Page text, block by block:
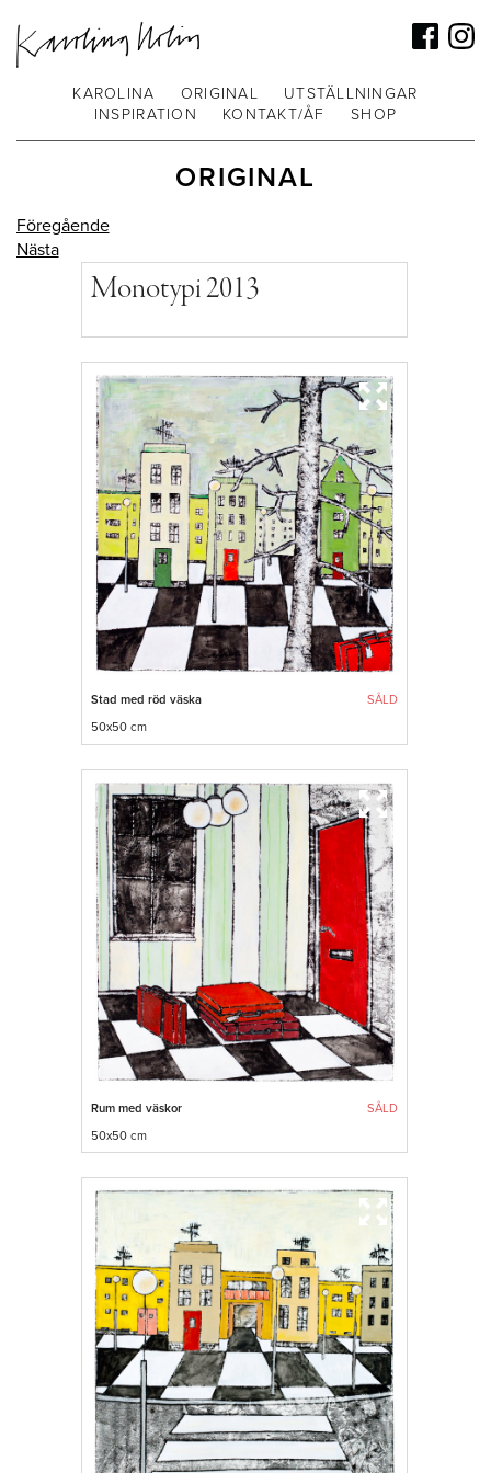
KAROLINA ORIGINAL
UTSTÄLLNINGAR
INSPIRATION
KONTAKT/ÅF SHOP
ORIGINAL
Föregående
Nästa
Monotypi 2013
Stad med röd väska
SÅLD
50x50 cm
Rum med väskor
SÅLD
50x50 cm